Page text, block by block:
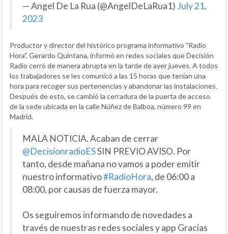
— Angel De La Rua (@AngelDeLaRua1) July 21,
2023
Productor y director del histórico programa informativo "Radio
Hora", Gerardo Quintana, informó en redes sociales que Decisión
Radio cerró de manera abrupta en la tarde de ayer jueves. A todos
los trabajadores se les comunicó a las 15 horas que tenían una
hora para recoger sus pertenencias y abandonar las instalaciones.
Después de esto, se cambió la cerradura de la puerta de acceso
de la sede ubicada en la calle Núñez de Balboa, número 99 en
Madrid.
MALA NOTICIA. Acaban de cerrar
@DecisionradioESSIN PREVIO AVISO. Por
tanto, desde mañana no vamos a poder emitir
nuestro informativo#RadioHora, de 06:00 a
08:00, por causas de fuerza mayor.
Os seguiremos informando de novedades a
través de nuestras redes sociales y app Gracias